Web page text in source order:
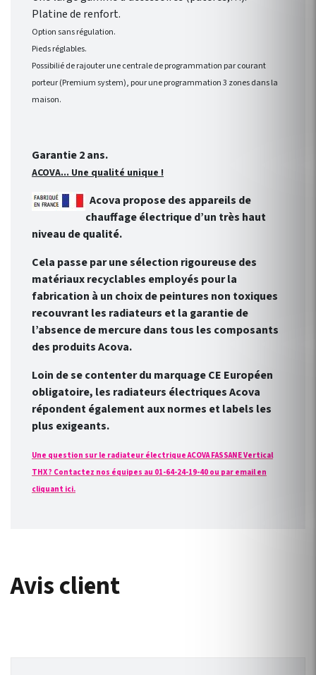
Platine de renfort.
Option sans régulation.
Pieds réglables.
Possibilié de rajouter une centrale de programmation par courant
porteur (Premium system), pour une programmation 3 zones dans la
maison.
Garantie 2 ans.
ACOVA... Une qualité unique !
Acova propose des appareils de
chauffage électrique d’un très haut
niveau de qualité.
Cela passe par une sélection rigoureuse des
matériaux recyclables employés pour la
fabrication à un choix de peintures non toxiques
recouvrant les radiateurs et la garantie de
l’absence de mercure dans tous les composants
des produits Acova.
Loin de se contenter du marquage CE Européen
obligatoire, les radiateurs électriques Acova
répondent également aux normes et labels les
plus exigeants.
Une question sur le radiateur électrique ACOVA FASSANE Vertical
THX ? Contactez nos équipes au 01-64-24-19-40 ou par email en
cliquant ici.
Avis client